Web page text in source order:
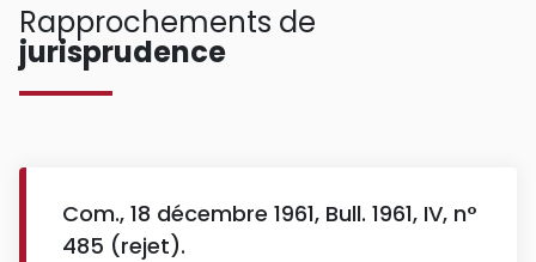
Rapprochements de
jurisprudence
Com., 18 décembre 1961, Bull. 1961, IV, n°
485 (rejet).